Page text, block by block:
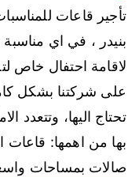
تأجير قاعات
بنيدر ، في اي
لاقامة احتفال خاص
على شركتنا بشكل
تحتاج اليها، وتتعدد
بها من اهمها: قاعات
صالات بمساحات